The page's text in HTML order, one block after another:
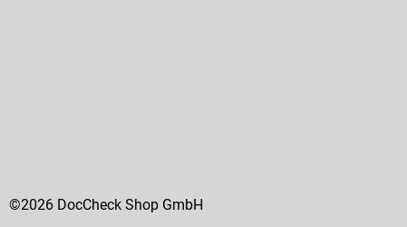
©2026 DocCheck Shop GmbH